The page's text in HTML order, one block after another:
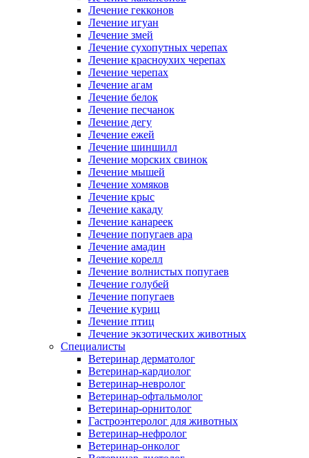
Лечение гекконов
Лечение игуан
Лечение змей
Лечение сухопутных черепах
Лечение красноухих черепах
Лечение черепах
Лечение агам
Лечение белок
Лечение песчанок
Лечение дегу
Лечение ежей
Лечение шиншилл
Лечение морских свинок
Лечение мышей
Лечение хомяков
Лечение крыс
Лечение какаду
Лечение канареек
Лечение попугаев ара
Лечение амадин
Лечение корелл
Лечение волнистых попугаев
Лечение голубей
Лечение попугаев
Лечение куриц
Лечение птиц
Лечение экзотических животных
Специалисты
Ветеринар дерматолог
Ветеринар-кардиолог
Ветеринар-невролог
Ветеринар-офтальмолог
Ветеринар-орнитолог
Гастроэнтеролог для животных
Ветеринар-нефролог
Ветеринар-онколог